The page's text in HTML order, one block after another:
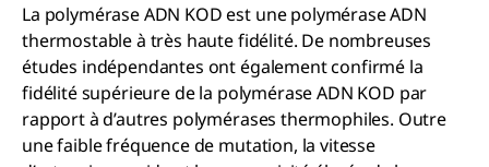
La polymérase ADN KOD est une polymérase ADN
thermostable à très haute fidélité. De nombreuses
études indépendantes ont également confirmé la
fidélité supérieure de la polymérase ADN KOD par
rapport à d’autres polymérases thermophiles. Outre
une faible fréquence de mutation, la vitesse